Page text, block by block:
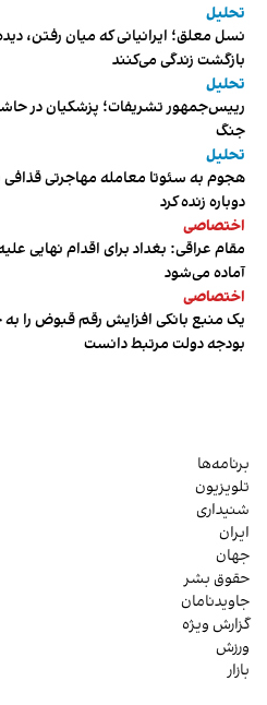
تحلیل
نسل معلق؛ ایرانیانی که میان رفتن،
بازگشت زندگی می‌کنند
تحلیل
رییس‌جمهور تشریفات؛ پزشکیان در
جنگ
تحلیل
هجوم به سئوتا معامله مهاجرتی قذافی با
دوباره زنده کرد
اختصاصی
مقام عراقی: بغداد برای اقدام نهایی
آماده می‌شود
اختصاصی
یک منبع بانکی افزایش رقم قبوض را
بودجه دولت مرتبط دانست
برنامه‌ها
تلویزیون
شنیداری
ایران
جهان
حقوق بشر
جاویدنامان
گزارش ویژه
ورزش
بازار